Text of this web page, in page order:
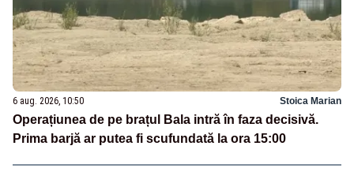
6 aug. 2026, 10:50 Stoica Marian
Operațiunea de pe brațul Bala intră în faza decisivă.
Prima barjă ar putea fi scufundată la ora 15:00